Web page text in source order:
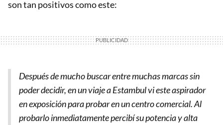
son tan positivos como este:
Después de mucho buscar entre muchas marcas sin
poder decidir, en un viaje a Estambul vi este aspirador
en exposición para probar en un centro comercial. Al
probarlo inmediatamente percibí su potencia y alta